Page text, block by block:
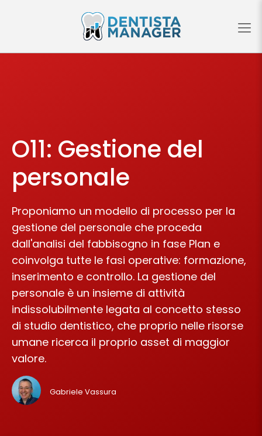
O11: Gestione del
personale
Proponiamo un modello di processo per la
gestione del personale che proceda
dall'analisi del fabbisogno in fase Plan e
coinvolga tutte le fasi operative: formazione,
inserimento e controllo. La gestione del
personale è un insieme di attività
indissolubilmente legata al concetto stesso
di studio dentistico, che proprio nelle risorse
umane ricerca il proprio asset di maggior
valore.
Gabriele Vassura